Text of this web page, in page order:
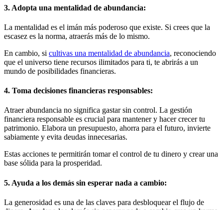
3. Adopta una mentalidad de abundancia:
La mentalidad es el imán más poderoso que existe. Si crees que la
escasez es la norma, atraerás más de lo mismo.
En cambio, si cultivas una mentalidad de abundancia, reconociendo
que el universo tiene recursos ilimitados para ti, te abrirás a un
mundo de posibilidades financieras.
4. Toma decisiones financieras responsables:
Atraer abundancia no significa gastar sin control. La gestión
financiera responsable es crucial para mantener y hacer crecer tu
patrimonio. Elabora un presupuesto, ahorra para el futuro, invierte
sabiamente y evita deudas innecesarias.
Estas acciones te permitirán tomar el control de tu dinero y crear una
base sólida para la prosperidad.
5. Ayuda a los demás sin esperar nada a cambio:
La generosidad es una de las claves para desbloquear el flujo de